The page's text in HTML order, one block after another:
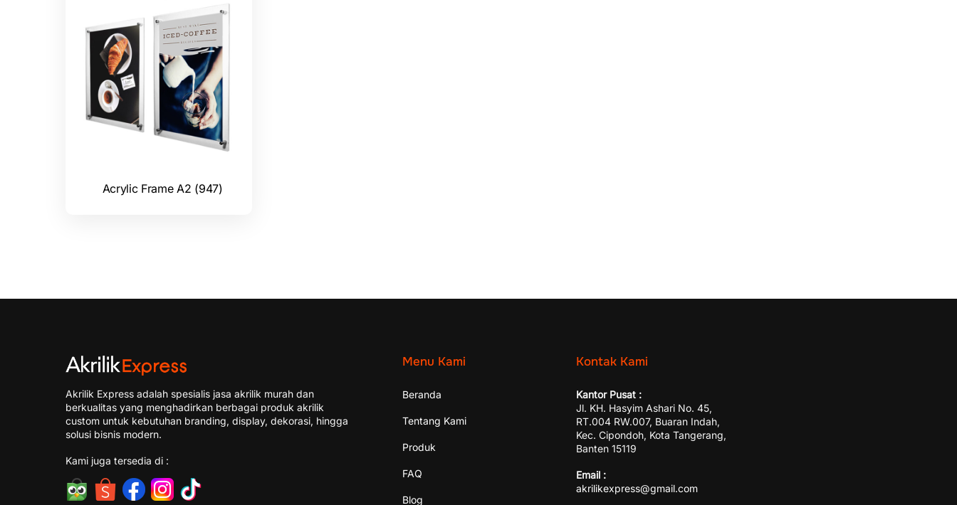
Acrylic Frame A2 (947)
Akrilik Express adalah spesialis jasa akrilik murah dan
berkualitas yang menghadirkan berbagai produk akrilik
custom untuk kebutuhan branding, display, dekorasi, hingga
solusi bisnis modern.
Kami juga tersedia di :
Menu Kami
Beranda
Tentang Kami
Produk
FAQ
Blog
Kontak Kami
Kantor Pusat :
Jl. KH. Hasyim Ashari No. 45,
RT.004 RW.007, Buaran Indah,
Kec. Cipondoh, Kota Tangerang,
Banten 15119
Email :
akrilikexpress@gmail.com